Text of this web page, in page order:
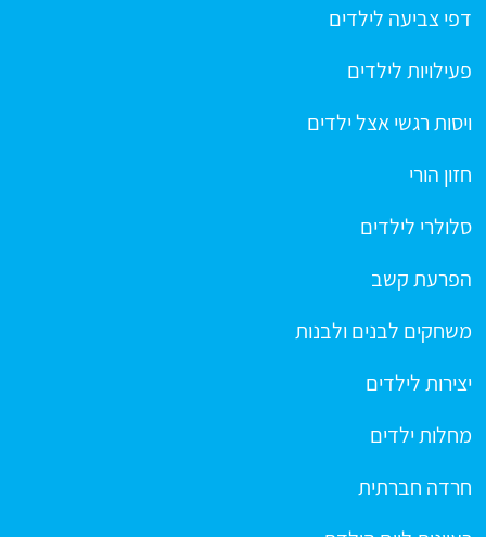
דפי צביעה לילדים
פעילויות לילדים
ויסות רגשי אצל ילדים
חזון הורי
סלולרי לילדים
הפרעת קשב
משחקים לבנים ולבנות
יצירות לילדים
מחלות ילדים
חרדה חברתית